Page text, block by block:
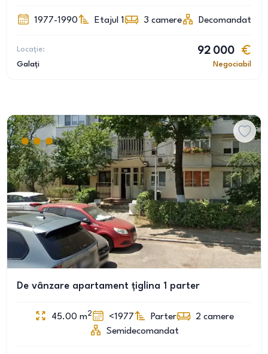
1977-1990 Etajul 1 3 camere Decomandat
Locație:
Galați
92 000
Negociabil
De vânzare apartament țiglina 1 parter
45.00 m2 <1977 Parter 2 camere
Semidecomandat